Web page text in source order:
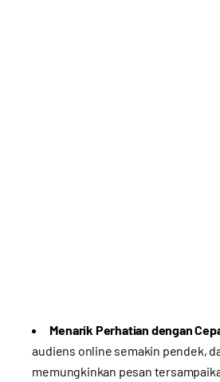
Menarik Perhatian dengan
audiens online semakin pendek,
memungkinkan pesan